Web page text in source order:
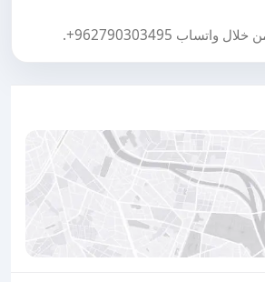
خلال واتساب +962790303495
.